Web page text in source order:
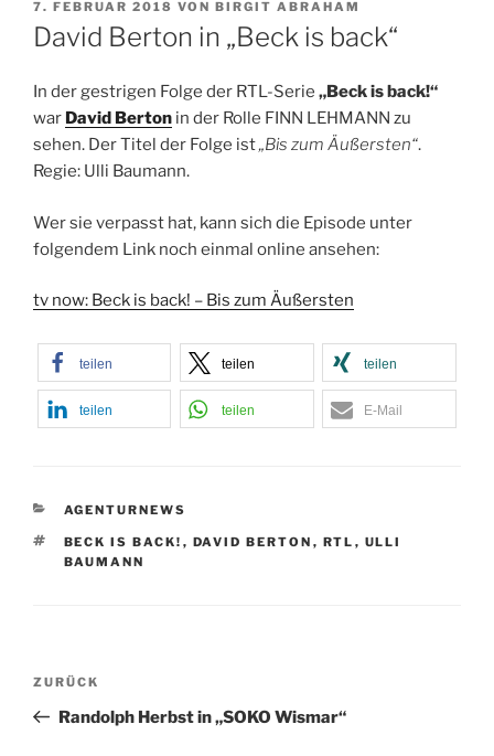
VERÖFFENTLICHT
AM
7. FEBRUAR 2018 VON BIRGIT ABRAHAM
David Berton in „Beck is back“
In der gestrigen Folge der RTL-Serie „Beck is back!“
war David Berton in der Rolle FINN LEHMANN zu
sehen. Der Titel der Folge ist„Bis zum Äußersten“.
Regie: Ulli Baumann.
Wer sie verpasst hat, kann sich die Episode unter
folgendem Link noch einmal online ansehen:
tv now: Beck is back! – Bis zum Äußersten
teilen teilen teilen
teilen teilen E-Mail
KATEGORIEN
AGENTURNEWS
SCHLAGWÖRTER
BECK IS BACK! , DAVID BERTON , RTL , ULLI
BAUMANN
Beitragsnavigation
Vorheriger
Beitrag
ZURÜCK
Randolph Herbst in „SOKO Wismar“